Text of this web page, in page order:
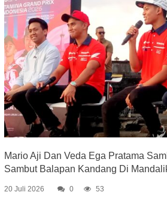
Mario Aji Dan Veda Ega Pratama
Sambut Balapan Kandang Di
20 Juli 2026 0 53